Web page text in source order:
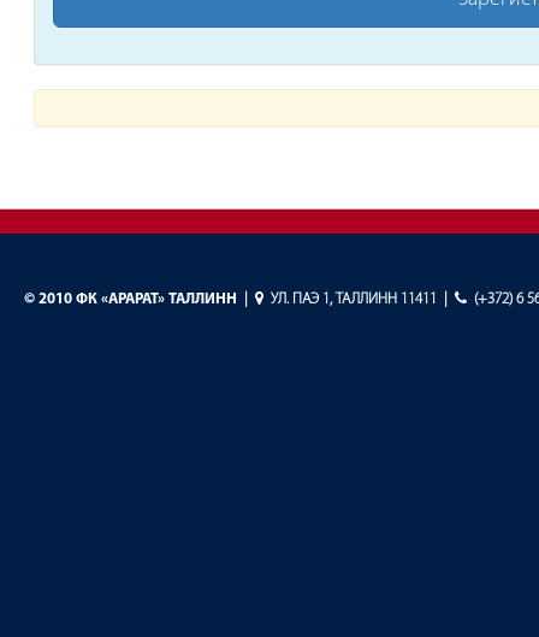
© 2010 ФК «АРАРАТ» ТАЛЛИНН УЛ. ПАЭ 1, ТАЛЛИНН 11411 (+372) 6